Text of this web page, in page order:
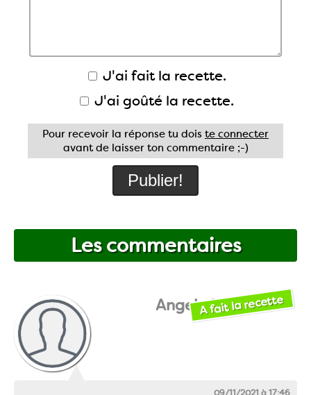
J'ai fait la recette.
J'ai goûté la recette.
Pour recevoir la réponse tu dois te connecter
avant de laisser ton commentaire ;-)
Les commentaires
Angela631A fait la recette
09/11/2021 à 17:46